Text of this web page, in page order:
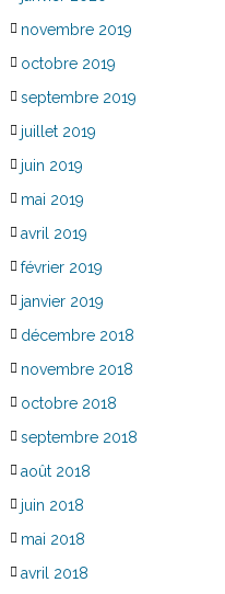
novembre 2019
octobre 2019
septembre 2019
juillet 2019
juin 2019
mai 2019
avril 2019
février 2019
janvier 2019
décembre 2018
novembre 2018
octobre 2018
septembre 2018
août 2018
juin 2018
mai 2018
avril 2018